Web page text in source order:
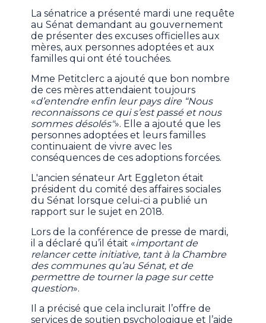
La sénatrice a présenté mardi une requête
au Sénat demandant au gouvernement
de présenter des excuses officielles aux
mères, aux personnes adoptées et aux
familles qui ont été touchées.
Mme Petitclerc a ajouté que bon nombre
de ces mères attendaient toujours
«d’entendre enfin leur pays dire “Nous
reconnaissons ce qui s’est passé et nous
sommes désolés"». Elle a ajouté que les
personnes adoptées et leurs familles
continuaient de vivre avec les
conséquences de ces adoptions forcées.
L'ancien sénateur Art Eggleton était
président du comité des affaires sociales
du Sénat lorsque celui-ci a publié un
rapport sur le sujet en 2018.
Lors de la conférence de presse de mardi,
il a déclaré qu’il était «important de
relancer cette initiative, tant à la Chambre
des communes qu’au Sénat, et de
permettre de tourner la page sur cette
question».
Il a précisé que cela inclurait l’offre de
services de soutien psychologique et l’aide